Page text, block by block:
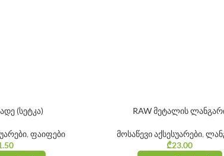
(სეტკა)
, ფაიფები
RAW მეტალის
მოსაწევი აქსესუარები,
₾23.00